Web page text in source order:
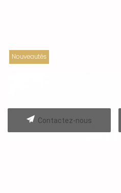
Nouveautés
Contactez-nous